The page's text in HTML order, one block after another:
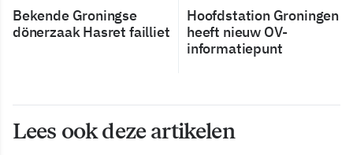
Bekende Groningse
dönerzaak Hasret failliet
Hoofdstation Groningen
heeft nieuw OV-
informatiepunt
Lees ook deze artikelen